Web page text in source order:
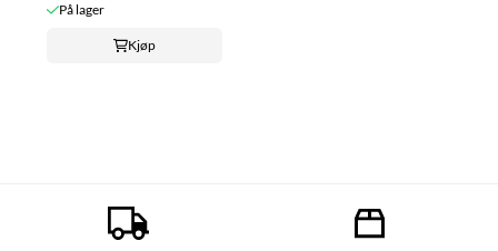
På lager
Kjøp